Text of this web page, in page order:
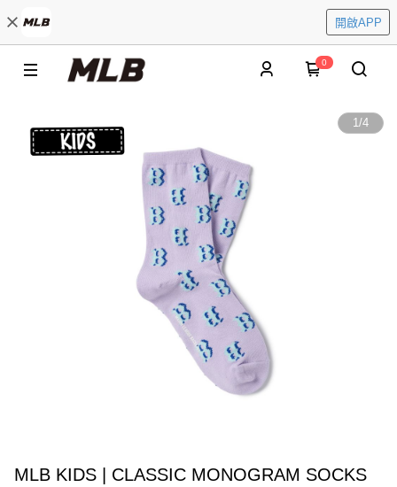
開啟APP
0
1/4
MLB KIDS | CLASSIC MONOGRAM SOCKS